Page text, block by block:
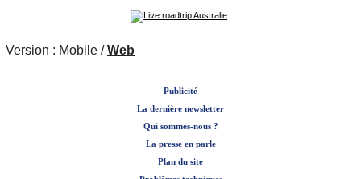
Version : Mobile /Web
Publicité
La dernière newsletter
Qui sommes-nous ?
La presse en parle
Plan du site